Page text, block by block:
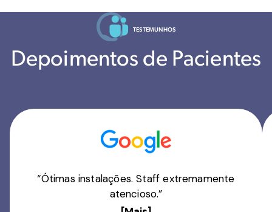
TESTEMUNHOS
Depoimentos de Pacientes
“Ótimas instalações. Staff extremamente
atencioso.”